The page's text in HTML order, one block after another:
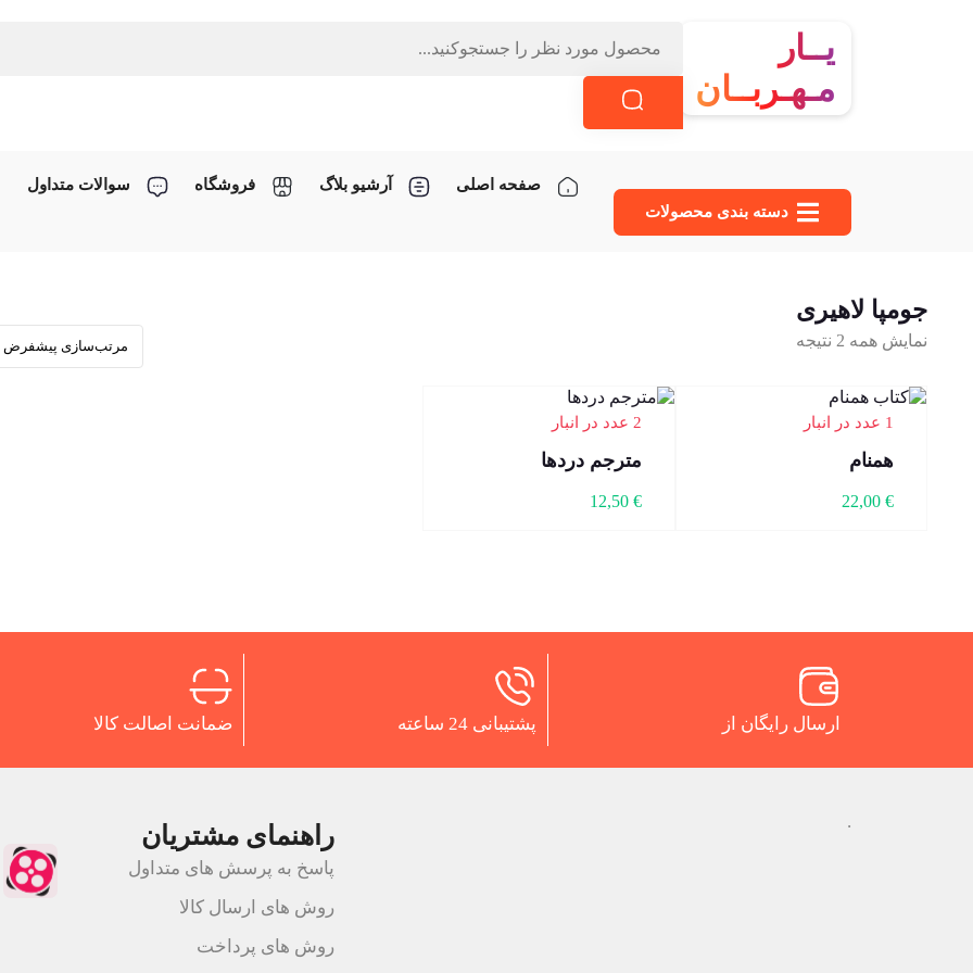
یــار
مـهـربــان
دسته‌ بندی محصولات
صفحه اصلی آرشیو بلاگ فروشگاه سوالات متداول
جومپا لاهیری
نمایش همه 2 نتیجه
1 عدد در انبار
همنام
22,00 €
2 عدد در انبار
مترجم دردها
12,50 €
ارسال رایگان از پشتیبانی 24 ساعته ضمانت اصالت کالا
. راهنمای مشتریان
پاسخ به پرسش های متداول
روش های ارسال کالا
روش های پرداخت